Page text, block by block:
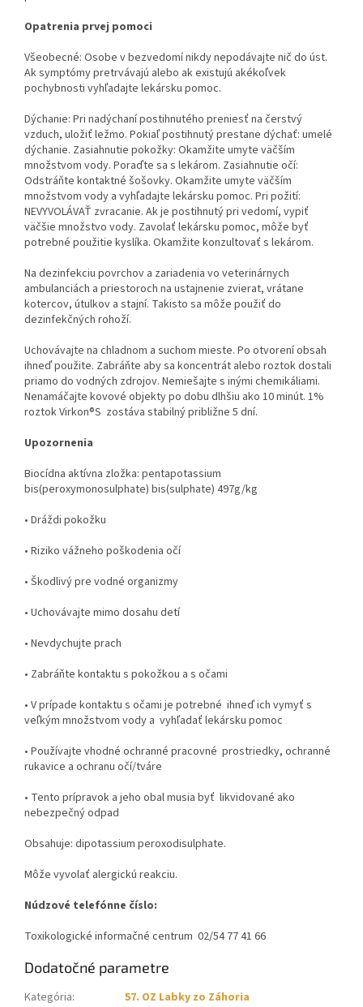
Opatrenia prvej pomoci
Všeobecné: Osobe v bezvedomí nikdy nepodávajte nič do úst.
Ak symptómy pretrvávajú alebo ak existujú akékoľvek
pochybnosti vyhľadajte lekársku pomoc.
Dýchanie: Pri nadýchaní postihnutého preniesť na čerstvý
vzduch, uložiť ležmo. Pokiaľ postihnutý prestane dýchať: umelé
dýchanie. Zasiahnutie pokožky: Okamžite umyte väčším
množstvom vody. Poraďte sa s lekárom. Zasiahnutie očí:
Odstráňte kontaktné šošovky. Okamžite umyte väčším
množstvom vody a vyhľadajte lekársku pomoc. Pri požití:
NEVYVOLÁVAŤ zvracanie. Ak je postihnutý pri vedomí, vypiť
väčšie množstvo vody. Zavolať lekársku pomoc, môže byť
potrebné použitie kyslíka. Okamžite konzultovať s lekárom.
Na dezinfekciu povrchov a zariadenia vo veterinárnych
ambulanciách a priestoroch na ustajnenie zvierat, vrátane
kotercov, útulkov a stajní. Takisto sa môže použiť do
dezinfekčných rohoží.
Uchovávajte na chladnom a suchom mieste. Po otvorení obsah
ihneď použite. Zabráňte aby sa koncentrát alebo roztok dostali
priamo do vodných zdrojov. Nemiešajte s inými chemikáliami.
Nenamáčajte kovové objekty po dobu dlhšiu ako 10 minút. 1%
roztok Virkon®S zostáva stabilný približne 5 dní.
Upozornenia
Biocídna aktívna zložka: pentapotassium
bis(peroxymonosulphate) bis(sulphate) 497g/kg
• Dráždi pokožku
• Riziko vážneho poškodenia očí
• Škodlivý pre vodné organizmy
• Uchovávajte mimo dosahu detí
• Nevdychujte prach
• Zabráňte kontaktu s pokožkou a s očami
• V prípade kontaktu s očami je potrebné ihneď ich vymyť s
veľkým množstvom vody a vyhľadať lekársku pomoc
• Používajte vhodné ochranné pracovné prostriedky, ochranné
rukavice a ochranu očí/tváre
• Tento prípravok a jeho obal musia byť likvidované ako
nebezpečný odpad
Obsahuje: dipotassium peroxodisulphate.
Môže vyvolať alergickú reakciu.
Núdzové telefónne číslo:
Toxikologické informačné centrum 02/54 77 41 66
Dodatočné parametre
Kategória:
57. OZ Labky zo Záhoria